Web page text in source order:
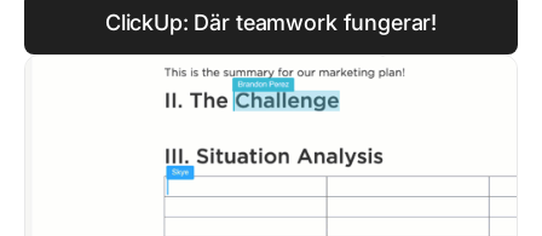
ClickUp: Där teamwork fungerar!